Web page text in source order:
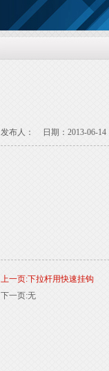
发布人： 日期：2013-06-14
上一页:下拉杆用快速挂钩
下一页:无